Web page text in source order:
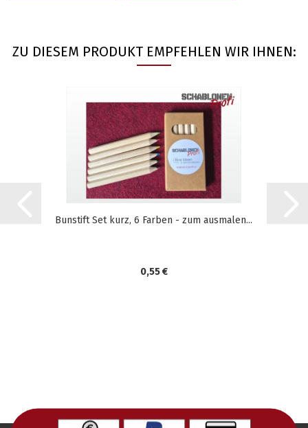
ZU DIESEM PRODUKT EMPFEHLEN WIR IHNEN:
Bunstift Set kurz, 6 Farben - zum ausmalen...
0,55 €